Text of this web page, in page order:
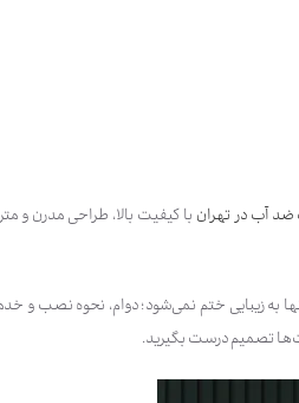
آب در تهران با کیفیت بالا، طراحی مدرن و
به زیبایی ختم نمی‌شود؛ دوام، نحوه نصب و
تصمیم درست بگیرید.